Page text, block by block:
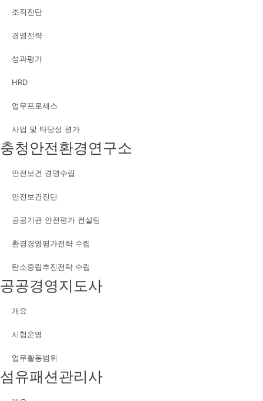
조직진단
경영전략
성과평가
HRD
업무프로세스
사업 및 타당성 평가
충청안전환경연구소
안전보건 경영수립
안전보건진단
공공기관 안전평가 컨설팅
환경경영평가전략 수립
탄소중립추진전략 수립
공공경영지도사
개요
시험운영
업무활동범위
섬유패션관리사